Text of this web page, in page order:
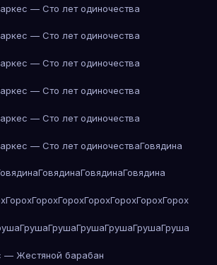
— Сто лет одиночества
— Сто лет одиночества
— Сто лет одиночества
— Сто лет одиночества
— Сто лет одиночества
— Сто лет одиночестваГовядина
ГовядинаГовядинаГовядина
ГорохГорохГорохГорохГорохГорохГорох
ГрушаГрушаГрушаГрушаГрушаГруша
— Жестяной барабан